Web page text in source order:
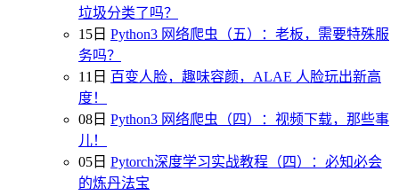
垃圾分类了吗？
15日 Python3 网络爬虫（五）：老板，需要特殊服
务吗？
11日 百变人脸，趣味容颜，ALAE 人脸玩出新高
度！
08日 Python3 网络爬虫（四）：视频下载，那些事
儿！
05日 Pytorch深度学习实战教程（四）：必知必会
的炼丹法宝